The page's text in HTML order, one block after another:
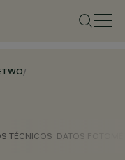
/
TÉCNICOS DATOS